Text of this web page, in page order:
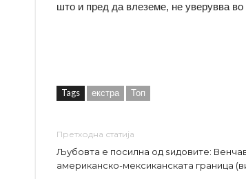
што и пред да влеземе, не уверувва во
Tags екстра Топ
Претходна статија
Љубовта е посилна од ѕидовите:
американско-мексиканската граница